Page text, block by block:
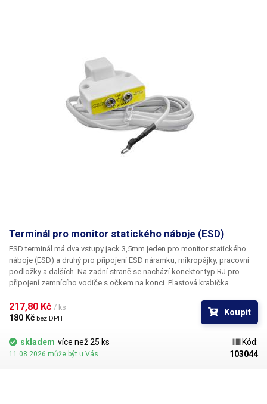
Terminál pro monitor statického náboje (ESD)
ESD terminál má dva vstupy jack 3,5mm jeden pro monitor statického
náboje (ESD) a druhý pro připojení ESD náramku, mikropájky, pracovní
podložky a dalších. Na zadní straně se nachází konektor typ RJ pro
připojení zemnícího vodiče s očkem na konci. Plastová krabička
217,80 Kč / ks
180 Kč bez DPH
Koupit
skladem více než 25 ks
11.08.2026 může být u Vás
Kód:
103044